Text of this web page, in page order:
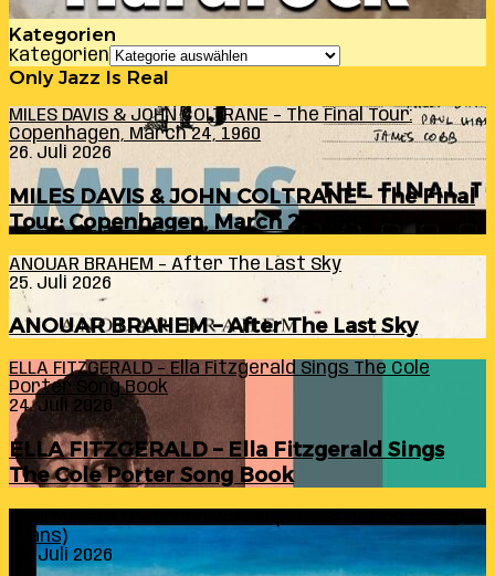
Kategorien
Kategorien
Only Jazz Is Real
MILES DAVIS & JOHN COLTRANE – The Final Tour:
Copenhagen, March 24, 1960
26. Juli 2026
MILES DAVIS & JOHN COLTRANE – The Final
Tour: Copenhagen, March 24, 1960
ANOUAR BRAHEM – After The Last Sky
25. Juli 2026
ANOUAR BRAHEM – After The Last Sky
ELLA FITZGERALD – Ella Fitzgerald Sings The Cole
Porter Song Book
24. Juli 2026
ELLA FITZGERALD – Ella Fitzgerald Sings
The Cole Porter Song Book
Evans)
24. Juli 2026